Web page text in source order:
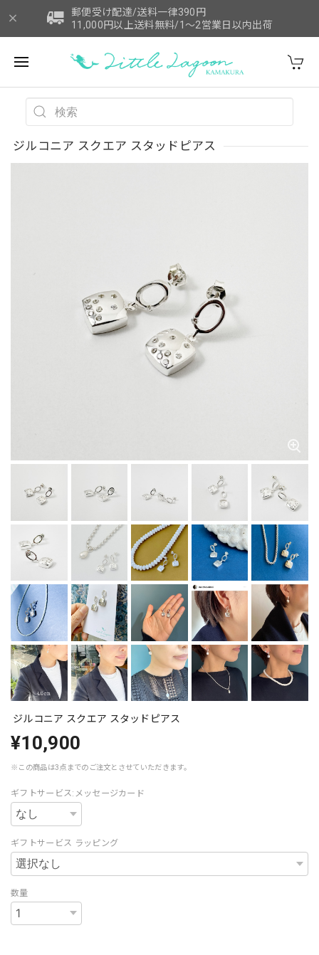
郵便受け配達/送料一律390円
11,000円以上送料無料/1～2営業日以内出荷
ジルコニア スクエア スタッドピアス
ジルコニア スクエア スタッドピアス
¥10,900
※この商品は3点までのご注文とさせていただきます。
ギフトサービス:メッセージカード
ギフトサービス ラッピング
数量